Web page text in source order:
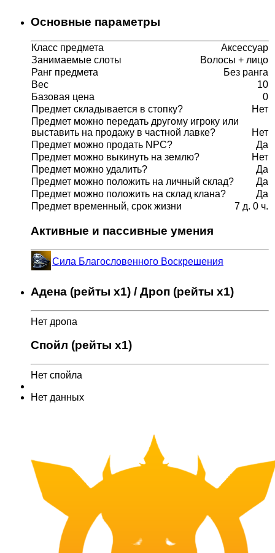
Основные параметры
Класс предмета
Аксессуар
Занимаемые слоты
Волосы + лицо
Ранг предмета
Без ранга
Вес
10
Базовая цена
0
Предмет складывается в стопку?
Нет
Предмет можно передать другому игроку или
выставить на продажу в частной лавке?
Нет
Предмет можно продать NPC?
Да
Предмет можно выкинуть на землю?
Нет
Предмет можно удалить?
Да
Предмет можно положить на личный склад?
Да
Предмет можно положить на склад клана?
Да
Предмет временный, срок жизни
7 д. 0 ч.
Активные и пассивные умения
Сила Благословенного Воскрешения
Адена (рейты x1) / Дроп (рейты x1)
Нет дропа
Спойл (рейты x1)
Нет спойла
Нет данных